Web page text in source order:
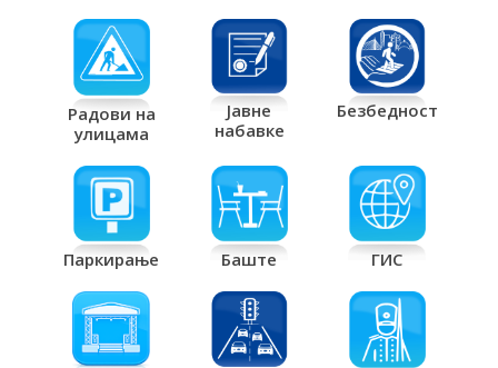
Радови на
улицама
Јавне
набавке
Безбедност
Паркирање Баште ГИС